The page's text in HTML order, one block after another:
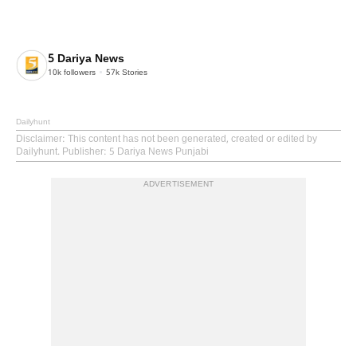
5 Dariya News
10k followers 57k Stories
Dailyhunt
Disclaimer: This content has not been generated, created or edited by
Dailyhunt. Publisher: 5 Dariya News Punjabi
ADVERTISEMENT